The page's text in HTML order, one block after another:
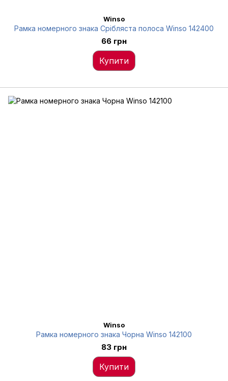
Winso
Рамка номерного знака Срібляста полоса Winso 142400
66 грн
Купити
Winso
Рамка номерного знака Чорна Winso 142100
83 грн
Купити